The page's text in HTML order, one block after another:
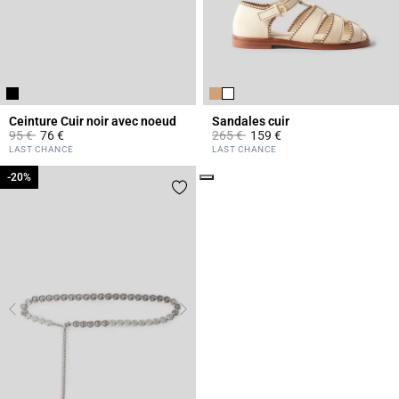
Ceinture Cuir noir avec noeud
Prix réduit à partir de
95 €à76 €
5 out of 5 Customer Rating
LAST CHANCE
Sandales cuir
Prix réduit à partir de
265 €à159 €
3,7 out of 5 Customer Rating
LAST CHANCE
-20%
-20% Click